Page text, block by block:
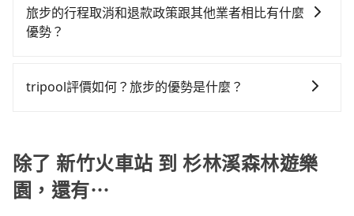
用戶卻遲遲尚未歸還，又或者要還車時卻偏偏找不到停
車位，對於急著用車或者要載其他乘客的人來說就有不
上下車地點仍有段距離，在遇到下雨天或者載行李時，
都會提供接送服務。不過，如果您有其他特殊要求，例
如需要載運骨灰罈或在車上進行法事等作業，建議在訂
您自行決定。不過，建議可事先詢問司機是否接受。」
旅步的行程取消和退款政策跟其他業者相比有什麼
優勢？
性的取消政策，以給予乘客更多的保障和方便。只需在
tripool評價如何？旅步的優勢是什麼？
外，tripool司機專業的駕駛和親切服務態度也獲得了許
多好評，價格透明無隱藏費用、相比其他業者提供的用
車前一日凌晨6點前取消均可無條件全額退費的承諾，讓
除了 新竹火車站 到 杉林溪森林遊樂
園，還有⋯